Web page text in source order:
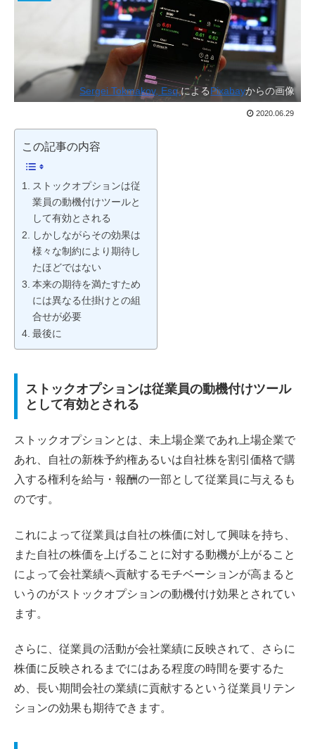
Sergei Tokmakov, Esq.によるPixabayからの画像
2020.06.29
この記事の内容
ストックオプションは従
業員の動機付けツールと
して有効とされる
しかしながらその効果は
様々な制約により期待し
たほどではない
本来の期待を満たすため
には異なる仕掛けとの組
合せが必要
最後に
ストックオプションは従業員の動機付けツール
として有効とされる
ストックオプションとは、未上場企業であれ上場企業で
あれ、自社の新株予約権あるいは自社株を割引価格で購
入する権利を給与・報酬の一部として従業員に与えるも
のです。
これによって従業員は自社の株価に対して興味を持ち、
また自社の株価を上げることに対する動機が上がること
によって会社業績へ貢献するモチベーションが高まると
いうのがストックオプションの動機付け効果とされてい
ます。
さらに、従業員の活動が会社業績に反映されて、さらに
株価に反映されるまでにはある程度の時間を要するた
め、長い期間会社の業績に貢献するという従業員リテン
ションの効果も期待できます。